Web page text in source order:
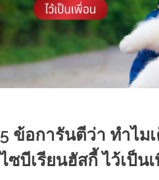
5 ข้อการันตีว่า ทำไม
ไซบีเรียนฮัสกี้ ไว้เป็น